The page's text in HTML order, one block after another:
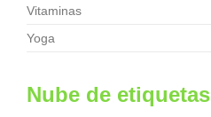
Vitaminas
Yoga
Nube de etiquetas